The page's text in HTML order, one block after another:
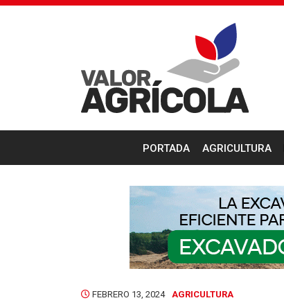
PORTADA AGRICULTURA
FEBRERO 13, 2024 AGRICULTURA